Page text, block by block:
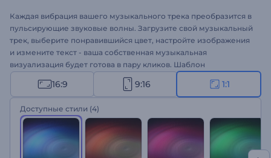
Каждая вибрация вашего музыкального трека преобразится в
пульсирующие звуковые волны. Загрузите свой музыкальный
трек, выберите понравившийся цвет, настройте изображения
и измените текст - ваша собственная музыкальная
визуализация будет готова в пару кликов. Шаблон
визуализации идеально подходит для оформления
музыкального промо, релиза сингла, тизера альбома и
многого другого. Создайте свой музыкальный проект!
16:9 9:16 1:1
Доступные стили (4)